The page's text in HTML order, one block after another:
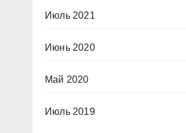
Июль 2021
Июнь 2020
Май 2020
Июль 2019